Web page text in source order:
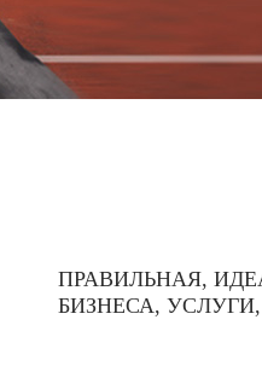
ПРАВИЛЬНАЯ,
БИЗНЕСА,